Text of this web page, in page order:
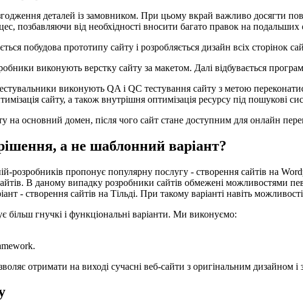
деталей із замовником. При цьому вкрай важливо досягти
позбавляючи від необхідності вносити багато правок на подальших
побудова прототипу сайту і розробляється дизайн всіх сторінок
виконують верстку сайту за макетом. Далі відбувається
виконують QA і QC тестування сайту з метою
сайту, а також внутрішня оптимізація ресурсу під
на основний домен, після чого сайт стане доступним для онлайн
а не шаблонний варіант?
розробників пропонує популярну послугу - створення сайтів на
В даному випадку розробники сайтів обмежені можливостями
- створення сайтів на Тільді. При такому варіанті навіть
більш гнучкі і функціональні варіанти. Ми виконуємо:
отримати на виході сучасні веб-сайти з оригінальним дизайном